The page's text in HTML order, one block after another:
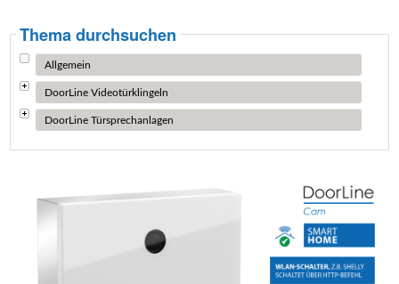
Thema durchsuchen
Allgemein
DoorLine Videotürklingeln
DoorLine Türsprechanlagen